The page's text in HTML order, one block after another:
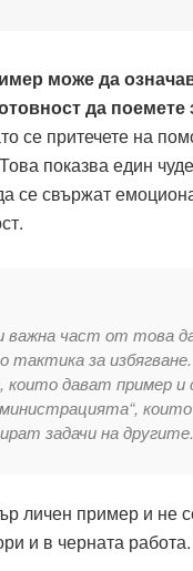
може да
да
се притечете на
показва един
се свържат
важна част от това
тактика за
дават пример и
задачи на другите.
личен пример и не
и в черната